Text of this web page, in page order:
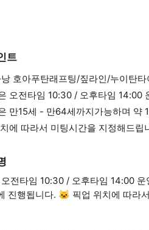
트
호아푸탄래프팅/짚라인/누이탄
오전타임 10:30 / 오후타임 14:00
만15세 - 만64세까지가능하며 약
에 따라서 미팅시간을 지정해드립
전타임 10:30 / 오후타임 14:00
진행됩니다. 🐱 픽업 위치에 따라